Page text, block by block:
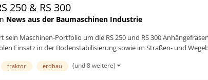
250 & RS 300
News aus der Baumaschinen Industrie
sein Maschinen-Portfolio um die RS 250 und RS 300
Einsatz in der Bodenstabilisierung sowie im Straßen- und
traktor erdbau (und 8 weitere)